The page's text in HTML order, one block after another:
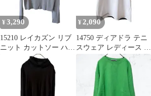
¥ 3,290
15210 レイカズン リブ
ニット カットソー ハー
トネック くすみブルー
¥ 2,090
14750 ディアドラ テニ
スウェア レディース L
半袖 Tシャツ 白 ピンク